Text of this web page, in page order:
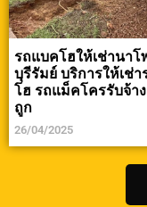
รถแบคโฮให้เช่านาโ
บุรีรัมย์ บริการให้เช่
โฮ รถแม็คโครรับจ้า
ถูก
26/04/2025